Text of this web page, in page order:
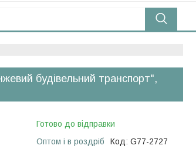
будівельний транспорт",
Готово до відправки
Оптом і в роздріб
Код: G77-2727